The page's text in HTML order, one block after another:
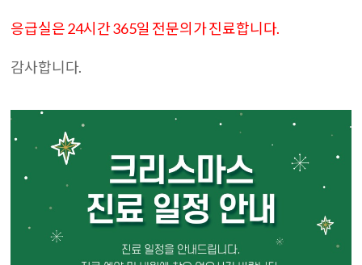
응급실은 24시간 365일 전문의가 진료합니다.
감사합니다.